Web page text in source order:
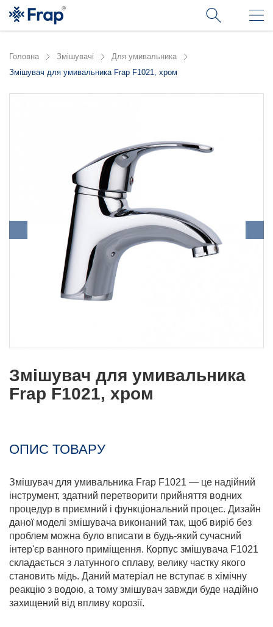
Головна Змішувачі
Для умивальника
Змішувач для умивальника Frap F1021, хром
Змішувач для умивальника
Frap F1021, хром
ОПИС ТОВАРУ
Змішувач для умивальника Frap F1021 — це надійний
інструмент, здатний перетворити прийняття водних
процедур в приємний і функціональний процес. Дизайн
даної моделі змішувача виконаний так, щоб виріб без
проблем можна було вписати в будь-який сучасний
інтер'єр ванного приміщення. Корпус змішувача F1021
складається з латунного сплаву, велику частку якого
становить мідь. Даний матеріал не вступає в хімічну
реакцію з водою, а тому змішувач завжди буде надійно
захищений від впливу корозії.